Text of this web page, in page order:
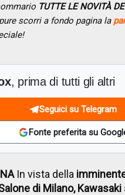
TUTTE LE NOVITÀ
scorri a fondo pagina la
, prima di tutti gli altri
Seguici su Telegram
Fonte preferita su
In vista della
di Milano, Kawasaki